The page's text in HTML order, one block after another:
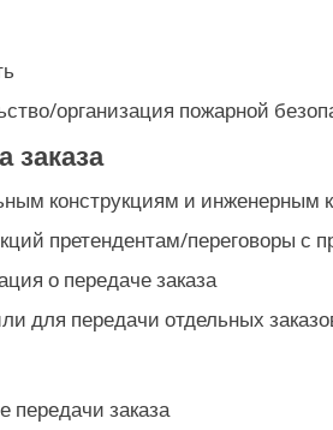
организация пожарной
заказа
конструкциям и инженерным
претендентам/переговоры с
о передаче заказа
для передачи отдельных
передачи заказа